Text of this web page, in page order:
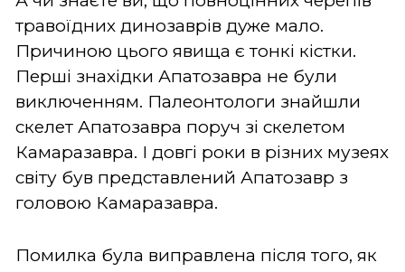
травоїдних динозаврів дуже мало.
Причиною цього явища є тонкі кістки.
Перші знахідки Апатозавра не були
виключенням. Палеонтологи знайшли
скелет Апатозавра поруч зі скелетом
Камаразавра. І довгі роки в різних музеях
світу був представлений Апатозавр з
головою Камаразавра.
Помилка була виправлена після того, як